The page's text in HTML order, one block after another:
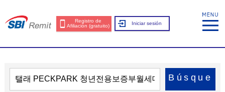
Registro de
Afiliación (gratuito)
Iniciar sesión
Búsque